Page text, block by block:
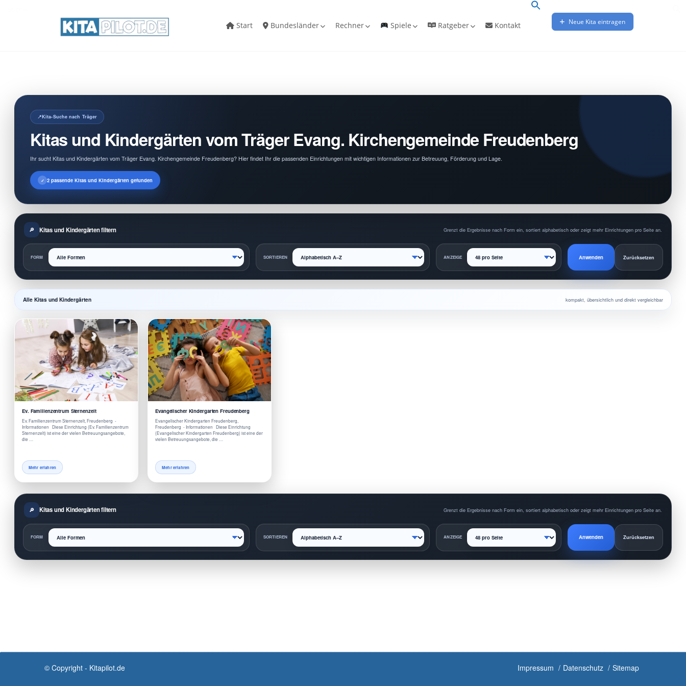
Start Bundesländer Rechner Spiele Ratgeber Kontakt Neue Kita eintragen
Kita-Suche nach Träger
Kitas und Kindergärten vom Träger Evang. Kirchengemeinde Freudenberg
Ihr sucht Kitas und Kindergärten vom Träger Evang. Kirchengemeinde Freudenberg? Hier findet Ihr die passenden Einrichtungen mit wichtigen Informationen zur Betreuung, Förderung und Lage.
2 passende Kitas und Kindergärten gefunden
Kitas und Kindergärten filtern Grenzt die Ergebnisse nach Form ein, sortiert alphabetisch oder zeigt mehr Einrichtungen pro Seite an.
FORM SORTIEREN ANZEIGE Anwenden Zurücksetzen
Alle Kitas und Kindergärten kompakt, übersichtlich und direkt vergleichbar
Ev. Familienzentrum Sternenzelt
Ev. Familienzentrum Sternenzelt, Freudenberg -
Informationen Diese Einrichtung (Ev. Familienzentrum
Sternenzelt) ist eine der vielen Betreuungsangebote,
die …
Mehr erfahren
Evangelischer Kindergarten Freudenberg
Evangelischer Kindergarten Freudenberg,
Freudenberg - Informationen Diese Einrichtung
(Evangelischer Kindergarten Freudenberg) ist eine der
vielen Betreuungsangebote, die …
Mehr erfahren
Kitas und Kindergärten filtern Grenzt die Ergebnisse nach Form ein, sortiert alphabetisch oder zeigt mehr Einrichtungen pro Seite an.
FORM SORTIEREN ANZEIGE Anwenden Zurücksetzen
© Copyright - Kitapilot.de Impressum Datenschutz Sitemap